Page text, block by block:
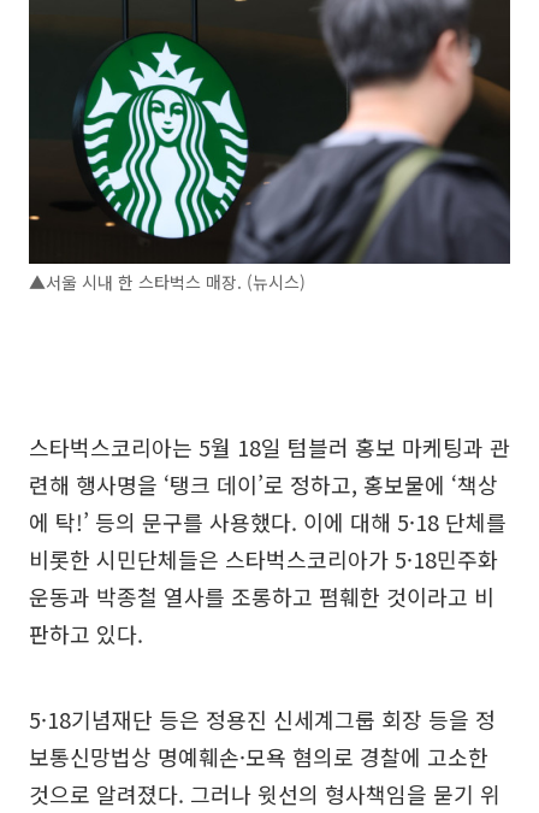
▲서울 시내 한 스타벅스 매장. (뉴시스)
스타벅스코리아는 5월 18일 텀블러 홍보 마케팅과 관
련해 행사명을 ‘탱크 데이’로 정하고, 홍보물에 ‘책상
에 탁!’ 등의 문구를 사용했다. 이에 대해 5·18 단체를
비롯한 시민단체들은 스타벅스코리아가 5·18민주화
운동과 박종철 열사를 조롱하고 폄훼한 것이라고 비
판하고 있다.
5·18기념재단 등은 정용진 신세계그룹 회장 등을 정
보통신망법상 명예훼손·모욕 혐의로 경찰에 고소한
것으로 알려졌다. 그러나 윗선의 형사책임을 묻기 위